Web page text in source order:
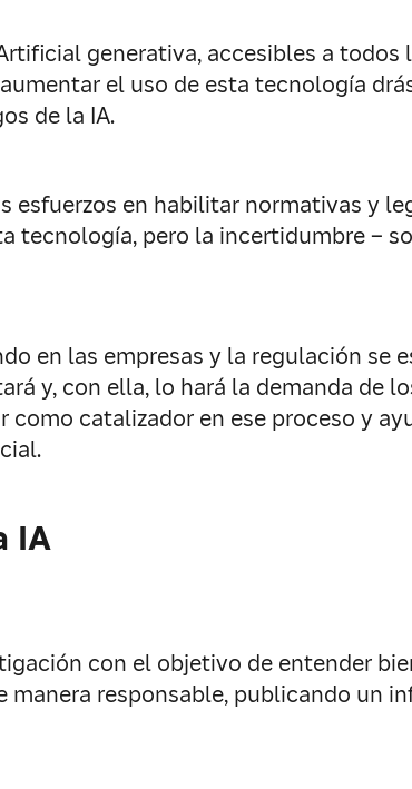
generativa, accesibles a
el uso de esta tecnología
de la IA.
esfuerzos en habilitar normativas y
tecnología, pero la incertidumbre –
en las empresas y la regulación se
y, con ella, lo hará la demanda de
como catalizador en ese proceso y
IA
con el objetivo de entender
manera responsable, publicando un